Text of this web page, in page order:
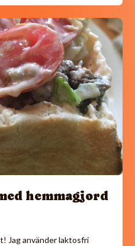
hemmagjord
Jag använder laktosfri